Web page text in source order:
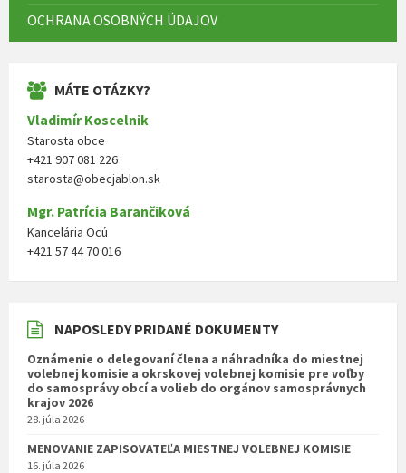
OCHRANA OSOBNÝCH ÚDAJOV
MÁTE OTÁZKY?
Vladimír Koscelnik
Starosta obce
+421 907 081 226
starosta@obecjablon.sk
Mgr. Patrícia Barančiková
Kancelária Ocú
+421 57 44 70 016
NAPOSLEDY PRIDANÉ DOKUMENTY
Oznámenie o delegovaní člena a náhradníka do miestnej
volebnej komisie a okrskovej volebnej komisie pre voľby
do samosprávy obcí a volieb do orgánov samosprávnych
krajov 2026
28. júla 2026
MENOVANIE ZAPISOVATEĽA MIESTNEJ VOLEBNEJ KOMISIE
16. júla 2026